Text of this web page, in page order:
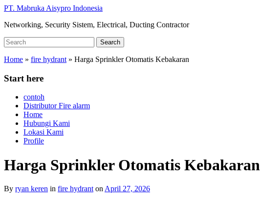
Skip
main
PT. Mabruka Aisypro Indonesia
Networking, Security Sistem, Electrical, Ducting Contractor
Search
for:
Search
Home » fire hydrant » Harga Sprinkler Otomatis Kebakaran
Start here
contoh
Distributor Fire alarm
Home
Hubungi Kami
Lokasi Kami
Profile
Harga Sprinkler Otomatis Kebakaran
By ryan keren in fire hydrant on April 27, 2026